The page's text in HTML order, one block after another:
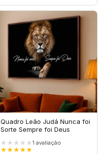
Quadro Leão Judá Nunca foi
Sorte Sempre foi Deus
★★★★★
★★★★★
1 avaliação